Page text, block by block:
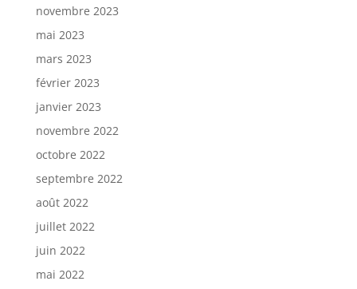
novembre 2023
mai 2023
mars 2023
février 2023
janvier 2023
novembre 2022
octobre 2022
septembre 2022
août 2022
juillet 2022
juin 2022
mai 2022